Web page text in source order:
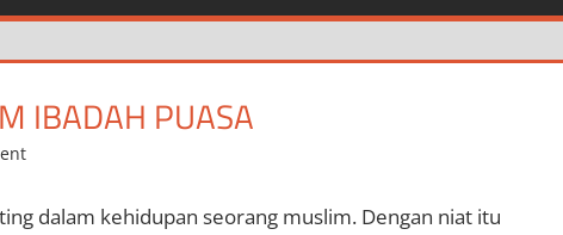
IBADAH PUASA
dalam kehidupan seorang muslim. Dengan niat itu